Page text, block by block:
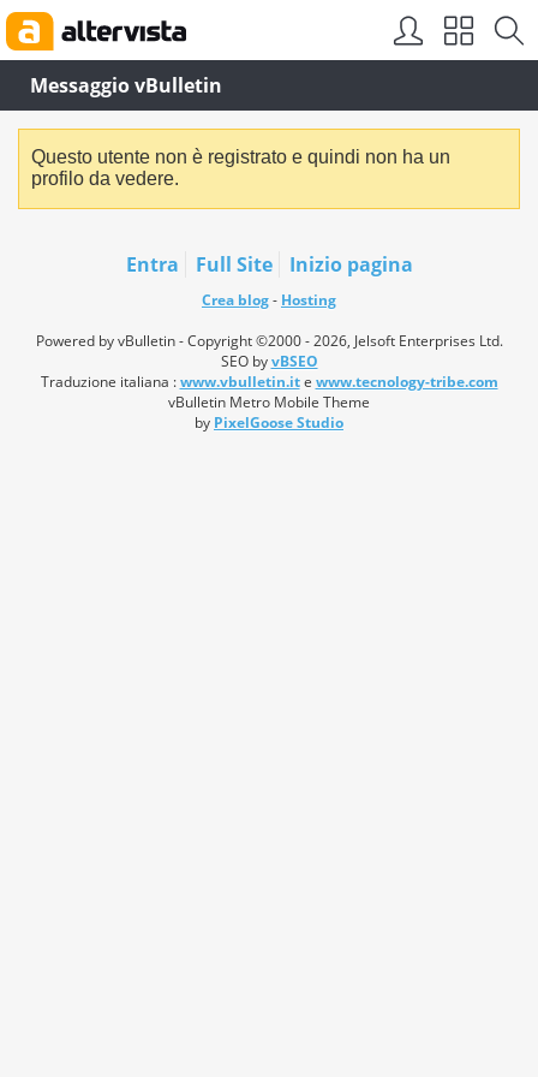
Messaggio vBulletin
Questo utente non è registrato e quindi non ha un
profilo da vedere.
Entra Full Site Inizio pagina
Crea blog- Hosting
Powered by vBulletin - Copyright ©2000 - 2026, Jelsoft Enterprises Ltd.
SEO byvBSEO
Traduzione italiana :www.vbulletin.ite www.tecnology-tribe.com
vBulletin Metro Mobile Theme
by PixelGoose Studio